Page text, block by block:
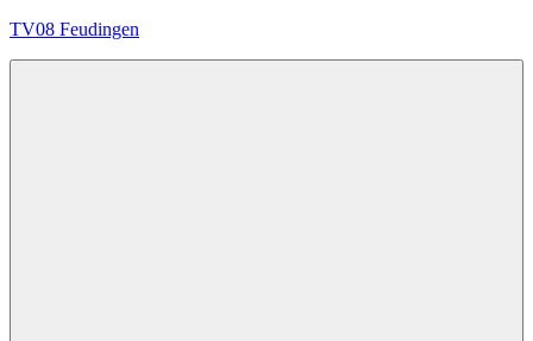
Zum
TV08 Feudingen